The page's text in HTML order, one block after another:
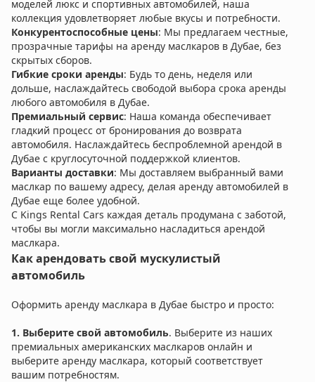
моделей люкс и спортивных автомобилей, наша
коллекция удовлетворяет любые вкусы и потребности.
Конкурентоспособные цены: Мы предлагаем честные,
прозрачные тарифы на аренду маслкаров в Дубае, без
скрытых сборов.
Гибкие сроки аренды: Будь то день, неделя или
дольше, наслаждайтесь свободой выбора срока аренды
любого автомобиля в Дубае.
Премиальный сервис: Наша команда обеспечивает
гладкий процесс от бронирования до возврата
автомобиля. Наслаждайтесь беспроблемной арендой в
Дубае с круглосуточной поддержкой клиентов.
Варианты доставки: Мы доставляем выбранный вами
маслкар по вашему адресу, делая аренду автомобилей в
Дубае еще более удобной.
С Kings Rental Cars каждая деталь продумана с заботой,
чтобы вы могли максимально насладиться арендой
маслкара.
Как арендовать свой мускулистый
автомобиль
Оформить аренду маслкара в Дубае быстро и просто:
1. Выберите свой автомобиль. Выберите из наших
премиальных американских маслкаров онлайн и
выберите аренду маслкара, который соответствует
вашим потребностям.